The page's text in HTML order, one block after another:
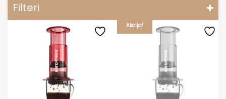
Filteri
Akcija!